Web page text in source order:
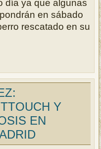
día ya que algunas
en sábado
rescatado en su
Y
EN